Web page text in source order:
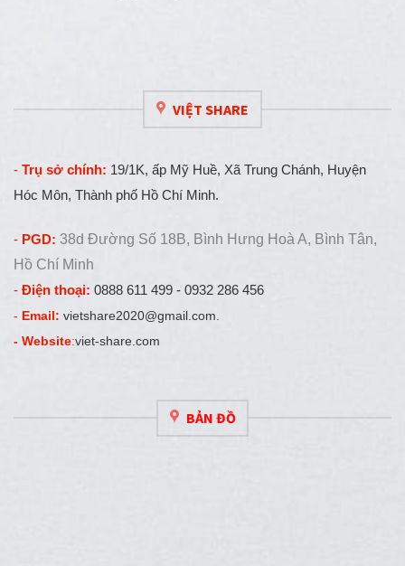
VIỆT SHARE
- Trụ sở chính: 19/1K, ấp Mỹ Huề, Xã Trung Chánh, Huyện
Hóc Môn, Thành phố Hồ Chí Minh.
- PGD: 38d Đường Số 18B, Bình Hưng Hoà A, Bình Tân,
Hồ Chí Minh
- Điện thoại: 0888 611 499 - 0932 286 456
- Email: vietshare2020@gmail.com.
- Website:viet-share.com
BẢN ĐỒ